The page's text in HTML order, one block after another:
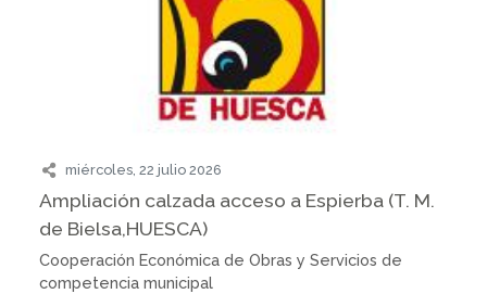
miércoles, 22 julio 2026
Ampliación calzada acceso a Espierba (T. M.
de Bielsa,HUESCA)
Cooperación Económica de Obras y Servicios de
competencia municipal